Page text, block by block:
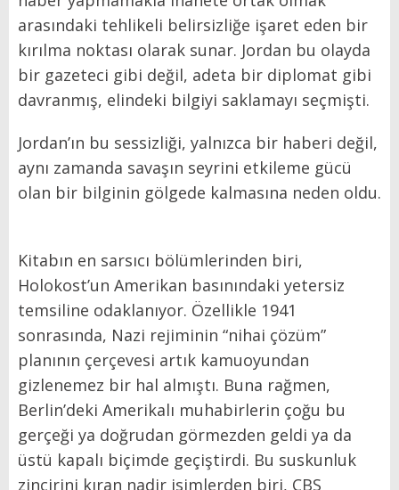
arasındaki tehlikeli belirsizliğe işaret eden bir
kırılma noktası olarak sunar. Jordan bu olayda
bir gazeteci gibi değil, adeta bir diplomat gibi
davranmış, elindeki bilgiyi saklamayı seçmişti.
Jordan’ın bu sessizliği, yalnızca bir haberi değil,
aynı zamanda savaşın seyrini etkileme gücü
olan bir bilginin gölgede kalmasına neden oldu.
Kitabın en sarsıcı bölümlerinden biri,
Holokost’un Amerikan basınındaki yetersiz
temsiline odaklanıyor. Özellikle 1941
sonrasında, Nazi rejiminin “nihai çözüm”
planının çerçevesi artık kamuoyundan
gizlenemez bir hal almıştı. Buna rağmen,
Berlin’deki Amerikalı muhabirlerin çoğu bu
gerçeği ya doğrudan görmezden geldi ya da
üstü kapalı biçimde geçiştirdi. Bu suskunluk
zincirini kıran nadir isimlerden biri, CBS